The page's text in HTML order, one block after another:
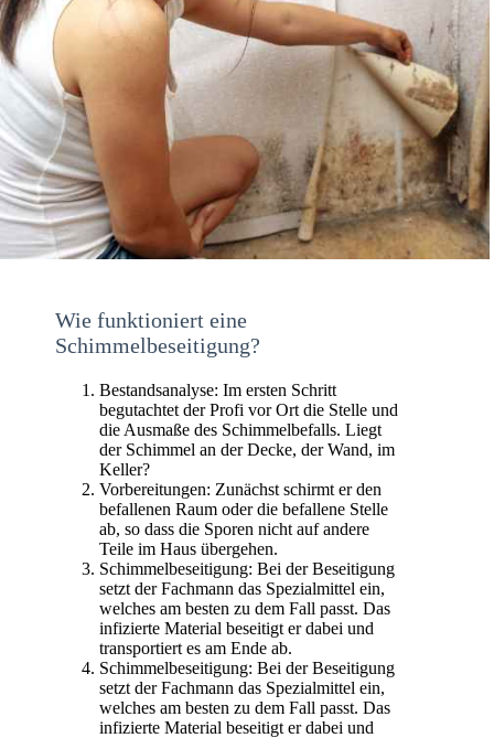
Wie funktioniert eine
Schimmelbeseitigung?
Bestandsanalyse: Im ersten Schritt
begutachtet der Profi vor Ort die Stelle und
die Ausmaße des Schimmelbefalls. Liegt
der Schimmel an der Decke, der Wand, im
Keller?
Vorbereitungen: Zunächst schirmt er den
befallenen Raum oder die befallene Stelle
ab, so dass die Sporen nicht auf andere
Teile im Haus übergehen.
Schimmelbeseitigung: Bei der Beseitigung
setzt der Fachmann das Spezialmittel ein,
welches am besten zu dem Fall passt. Das
infizierte Material beseitigt er dabei und
transportiert es am Ende ab.
Schimmelbeseitigung: Bei der Beseitigung
setzt der Fachmann das Spezialmittel ein,
welches am besten zu dem Fall passt. Das
infizierte Material beseitigt er dabei und